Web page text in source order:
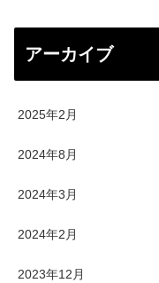
アーカイブ
2025年2月
2024年8月
2024年3月
2024年2月
2023年12月